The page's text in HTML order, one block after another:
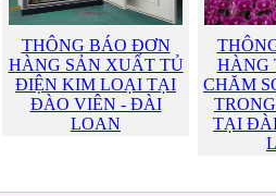
THÔNG BÁO ĐƠN
HÀNG SẢN XUẤT TỦ
ĐIỆN KIM LOẠI TẠI
ĐÀO VIÊN - ĐÀI
LOAN
HÀNG
CHĂM
TẠI